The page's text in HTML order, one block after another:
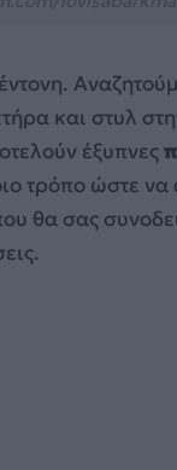
και στυλ
έξυπνες
τρόπο ώστε
θα σας